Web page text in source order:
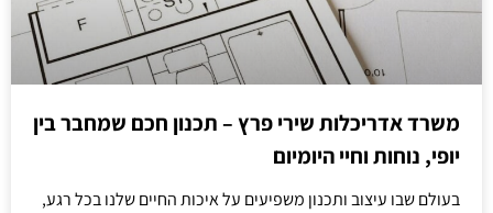
משרד אדריכלות שירי פרץ – תכנון חכם שמחבר בין
יופי, נוחות וחיי היומיום
בעולם שבו עיצוב ותכנון משפיעים על איכות החיים שלנו בכל רגע,